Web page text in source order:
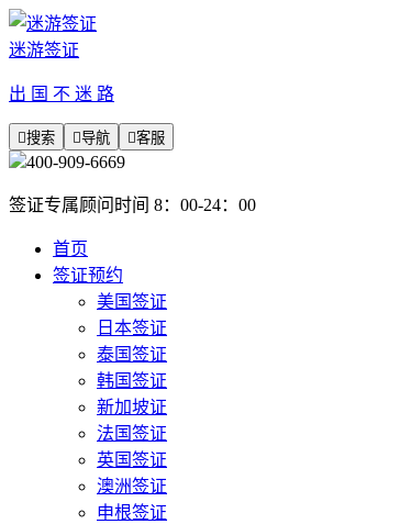
迷游签证
出 国 不 迷 路
搜索 导航 客服
400-909-6669
签证专属顾问时间 8：00-24：00
首页
签证预约
美国签证
日本签证
泰国签证
韩国签证
新加坡证
法国签证
英国签证
澳洲签证
申根签证